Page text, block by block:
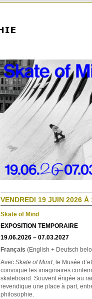
VENDREDI 19 JUIN 2026 À
Skate of Mind
EXPOSITION TEMPORAIRE
19.06.2026 – 07.03.2027
Français (English + Deutsch
Avec Skate of Mind, le Musée
convoque les imaginaires
skateboard. Souvent érigée au
revendique une place à part,
philosophie.